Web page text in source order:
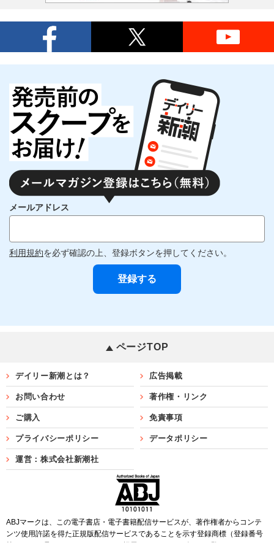
メールアドレス
利用規約を必ず確認の上、登録ボタンを押してください。
ページTOP
デイリー新潮とは？ 広告掲載
お問い合わせ 著作権・リンク
ご購入 免責事項
プライバシーポリシー データポリシー
運営：株式会社新潮社
ABJマークは、この電子書店・電子書籍配信サービスが、著作権者からコンテ
ンツ使用許諾を得た正規版配信サービスであることを示す登録商標（登録番号
第6091713号）です。ABJマークを掲示しているサービスの一覧は